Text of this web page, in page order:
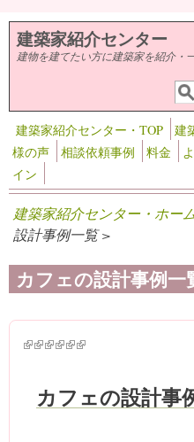
メインコンテンツに移動
建築家紹介センター
建物を建てたい方に建築家を紹介・
検
建築家紹介センター・TOP 建
様の声
相談依頼事例 料金
イン
建築家紹介センター・ホー
設計事例一覧 >
カフェの設計事例一
(link is external)
(link is external)
(link is external)
(link is external)
(link is external)
(link is external)
カフェの設計事